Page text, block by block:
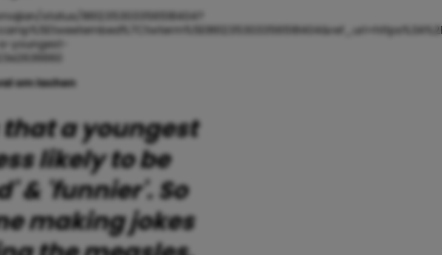
status/861235303356518404?
youngest-
om lachen
that a youngest
likely to be
& 'funnier'. So
making jokes